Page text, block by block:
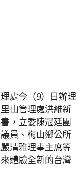
處今（9）日辦理
山管理處洪維新
，立委陳冠廷團
員、梅山鄉公所
清雅理事主席等
體驗全新的台灣